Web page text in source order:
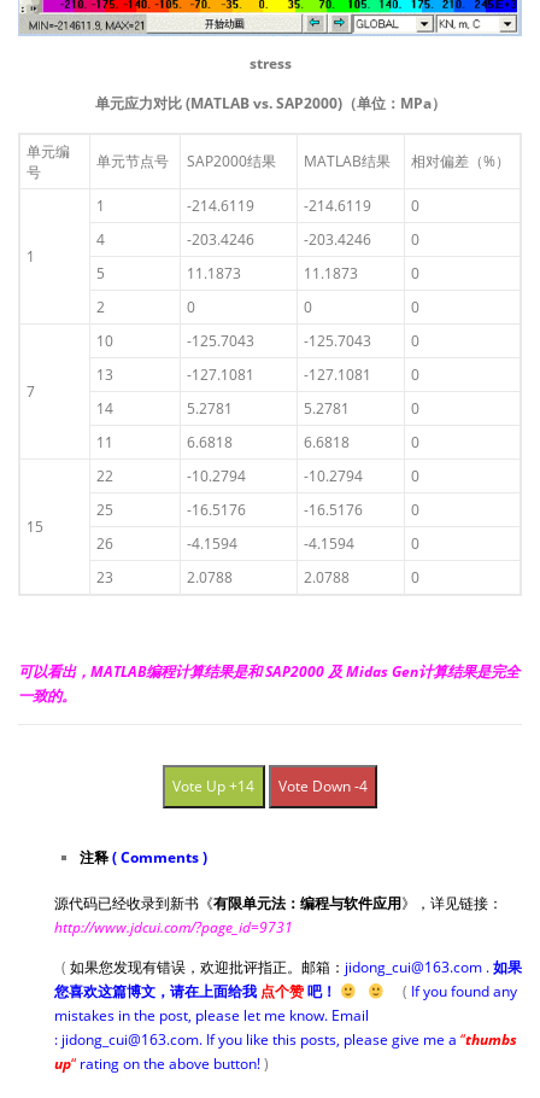
stress
单元应力对比 (MATLAB vs. SAP2000)（单位：MPa）
单元编
号
单元节点号 SAP2000结果 MATLAB结果 相对偏差（%）
1
1 -214.6119 -214.6119
0
4
-203.4246 -203.4246
0
5
11.1873 11.1873
0
2
0 0 0
7
10 -125.7043 -125.7043
0
13
-127.1081 -127.1081
0
14
5.2781 5.2781
0
11
6.6818 6.6818 0
15
22 -10.2794 -10.2794
0
25
-16.5176 -16.5176
0
26
-4.1594 -4.1594
0
23
2.0788 2.0788 0
可以看出，MATLAB编程计算结果是和 SAP2000 及 Midas Gen计算结果是完全
一致的。
Vote Up +14 Vote Down -4
注释( Comments )
源代码已经收录到新书《有限单元法：编程与软件应用》，详见链接：
http://www.jdcui.com/?page_id=9731
( 如果您发现有错误，欢迎批评指正。邮箱： jidong_cui@163.com .如果
您喜欢这篇博文，请在上面给我 点个赞吧！ ( If you found any
mistakes in the post, please let me know. Email
: jidong_cui@163.com. If you like this posts, please give me a “thumbs
up“ rating on the above button!)